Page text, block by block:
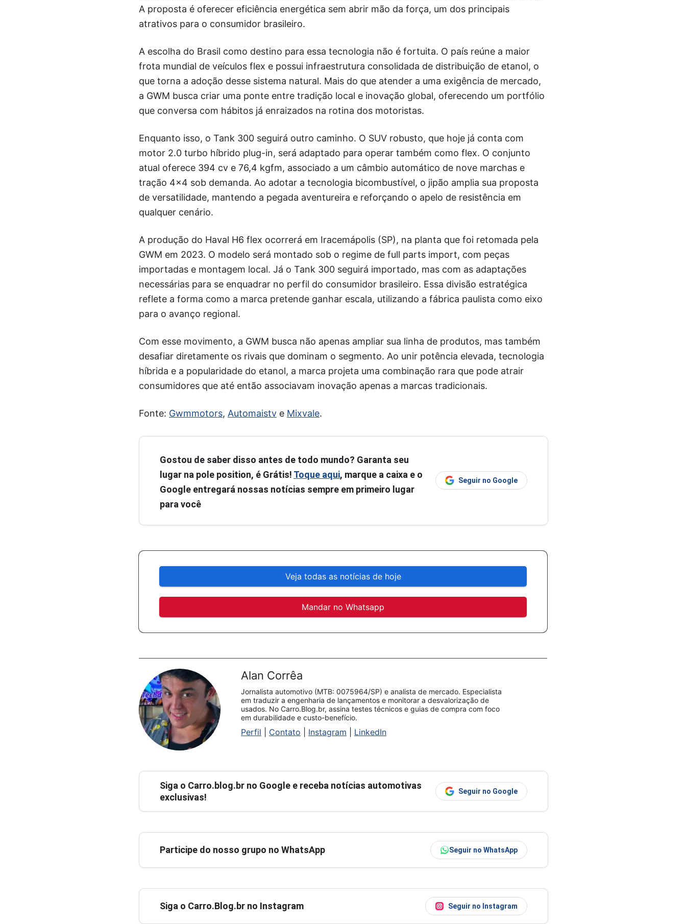
A proposta é oferecer eficiência energética sem abrir mão da força, um dos principais
atrativos para o consumidor brasileiro.
A escolha do Brasil como destino para essa tecnologia não é fortuita. O país reúne a maior
frota mundial de veículos flex e possui infraestrutura consolidada de distribuição de etanol, o
que torna a adoção desse sistema natural. Mais do que atender a uma exigência de mercado,
a GWM busca criar uma ponte entre tradição local e inovação global, oferecendo um portfólio
que conversa com hábitos já enraizados na rotina dos motoristas.
Enquanto isso, o Tank 300 seguirá outro caminho. O SUV robusto, que hoje já conta com
motor 2.0 turbo híbrido plug-in, será adaptado para operar também como flex. O conjunto
atual oferece 394 cv e 76,4 kgfm, associado a um câmbio automático de nove marchas e
tração 4×4 sob demanda. Ao adotar a tecnologia bicombustível, o jipão amplia sua proposta
de versatilidade, mantendo a pegada aventureira e reforçando o apelo de resistência em
qualquer cenário.
A produção do Haval H6 flex ocorrerá em Iracemápolis (SP), na planta que foi retomada pela
GWM em 2023. O modelo será montado sob o regime de full parts import, com peças
importadas e montagem local. Já o Tank 300 seguirá importado, mas com as adaptações
necessárias para se enquadrar no perfil do consumidor brasileiro. Essa divisão estratégica
reflete a forma como a marca pretende ganhar escala, utilizando a fábrica paulista como eixo
para o avanço regional.
Com esse movimento, a GWM busca não apenas ampliar sua linha de produtos, mas também
desafiar diretamente os rivais que dominam o segmento. Ao unir potência elevada, tecnologia
híbrida e a popularidade do etanol, a marca projeta uma combinação rara que pode atrair
consumidores que até então associavam inovação apenas a marcas tradicionais.
Fonte: Gwmmotors, Automaistv e Mixvale.
Gostou de saber disso antes de todo mundo? Garanta seu
lugar na pole position, é Grátis! Toque aqui, marque a caixa e o
Google entregará nossas notícias sempre em primeiro lugar
para você
Seguir no Google
Veja todas as notícias de hoje
Mandar no Whatsapp
Alan Corrêa
Jornalista automotivo (MTB: 0075964/SP) e analista de mercado. Especialista
em traduzir a engenharia de lançamentos e monitorar a desvalorização de
usados. No Carro.Blog.br, assina testes técnicos e guias de compra com foco
em durabilidade e custo-benefício.
Perfil Contato Instagram LinkedIn
Siga o Carro.blog.br no Google e receba notícias automotivas
exclusivas!
Seguir no Google
Participe do nosso grupo no WhatsApp Seguir no WhatsApp
Siga o Carro.Blog.br no Instagram Seguir no Instagram